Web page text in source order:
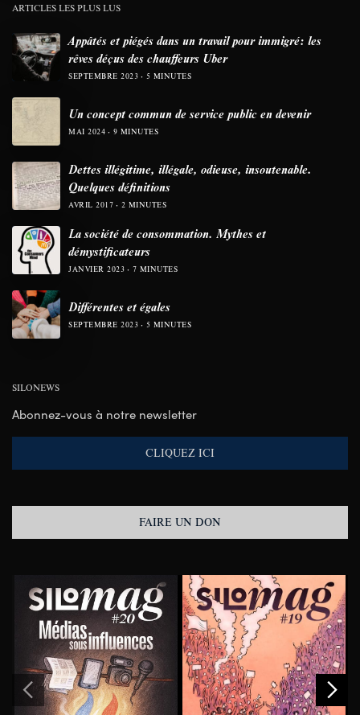
ARTICLES LES PLUS LUS
Appâtés et piégés dans un travail pour immigré: les
rêves déçus des chauffeurs Uber
SEPTEMBRE 2023 5 MINUTES
Un concept commun de service public en devenir
MAI 2024 9 MINUTES
Dettes illégitime, illégale, odieuse, insoutenable.
Quelques définitions
AVRIL 2017 2 MINUTES
La société de consommation. Mythes et
démystificateurs
JANVIER 2023 7 MINUTES
Différentes et égales
SEPTEMBRE 2023 5 MINUTES
SILONEWS
Abonnez-vous à notre newsletter
CLIQUEZ ICI
FAIRE UN DON